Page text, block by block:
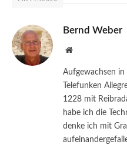
Bernd Weber
Website
Aufgewachsen
Telefunken
1228 mit
habe ich die
denke ich mit